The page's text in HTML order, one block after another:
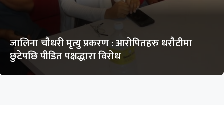
जालिना चौधरी मृत्यु प्रकरण : आरोपितहरु धरौटीमा
छुटेपछि पीडित पक्षद्धारा विरोध